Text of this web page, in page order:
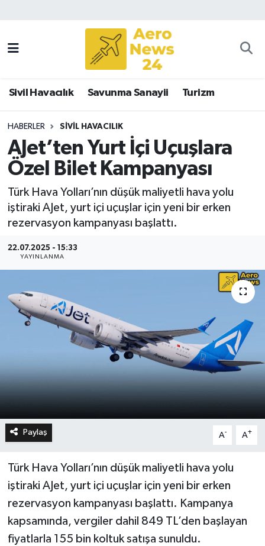
Sivil Havacılık Savunma Sanayii Turizm
HABERLER SIVIL HAVACILIK
AJet’ten Yurt İçi Uçuşlara
Özel Bilet Kampanyası
Türk Hava Yolları’nın düşük maliyetli hava yolu
iştiraki AJet, yurt içi uçuşlar için yeni bir erken
rezervasyon kampanyası başlattı.
22.07.2025 - 15:33
YAYINLANMA
Paylaş A- A+
Türk Hava Yolları’nın düşük maliyetli hava yolu
iştiraki AJet, yurt içi uçuşlar için yeni bir erken
rezervasyon kampanyası başlattı. Kampanya
kapsamında, vergiler dahil 849 TL’den başlayan
fiyatlarla 155 bin koltuk satışa sunuldu.